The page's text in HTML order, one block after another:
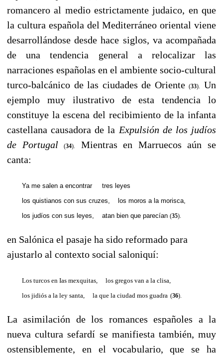
romancero al medio estrictamente judaico, en que
la cultura española del Mediterráneo oriental viene
desarrollándose desde hace siglos, va acompañada
de una tendencia general a relocalizar las
narraciones españolas en el ambiente socio-cultural
turco-balcánico de las ciudades de Oriente(33).
Un
ejemplo muy ilustrativo de esta tendencia lo
constituye la escena del recibimiento de la infanta
castellana causadora de la Expulsión de los judíos
de Portugal(34).
Mientras en Marruecos aún se
canta:
Ya me salen a encontrar---- tres leyes
los quistianos con sus cruzes,
los moros a la morisca,
los judíos con sus leyes,
atan bien que parecían (35).
en Salónica el pasaje ha sido reformado para
ajustarlo al contexto social saloniquí:
Los turcos en Ias mexquitas,
los gregos van a la clisa,
los jidiós a la ley santa,
la que la ciudad mos guadra (36).
La asimilación de los romances españoles a la
nueva cultura sefardí se manifiesta también, muy
ostensiblemente, en el vocabulario, que se ha